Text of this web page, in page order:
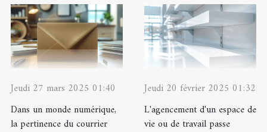
Jeudi 27 mars 2025 01:40
Dans un monde numérique,
la pertinence du courrier
Jeudi 20 février 2025 01:32
L'agencement d'un espace de
vie ou de travail passe